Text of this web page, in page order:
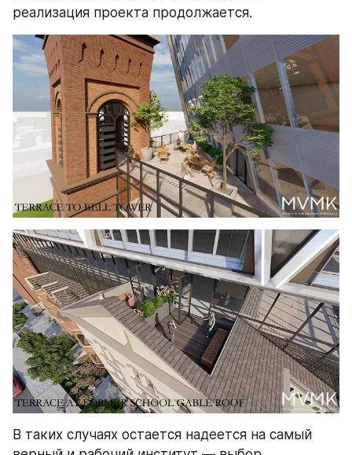
реализация проекта продолжается.
В таких случаях остается надеется на самый